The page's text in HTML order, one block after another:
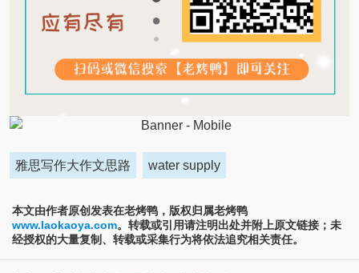
雅思写作大作文思路 water supply
本文由作者原创发表在老烤鸭，版权归属老烤鸭
www.laokaoya.com。转载或引用请注明出处并附上原文链接；未
经授权的大量复制、转载或采集行为将依法追究相关责任。